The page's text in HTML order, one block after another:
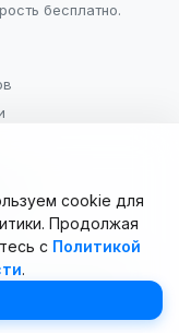
бесплатно.
В.В.). Все права
cookie для
Продолжая
с Политикой
.